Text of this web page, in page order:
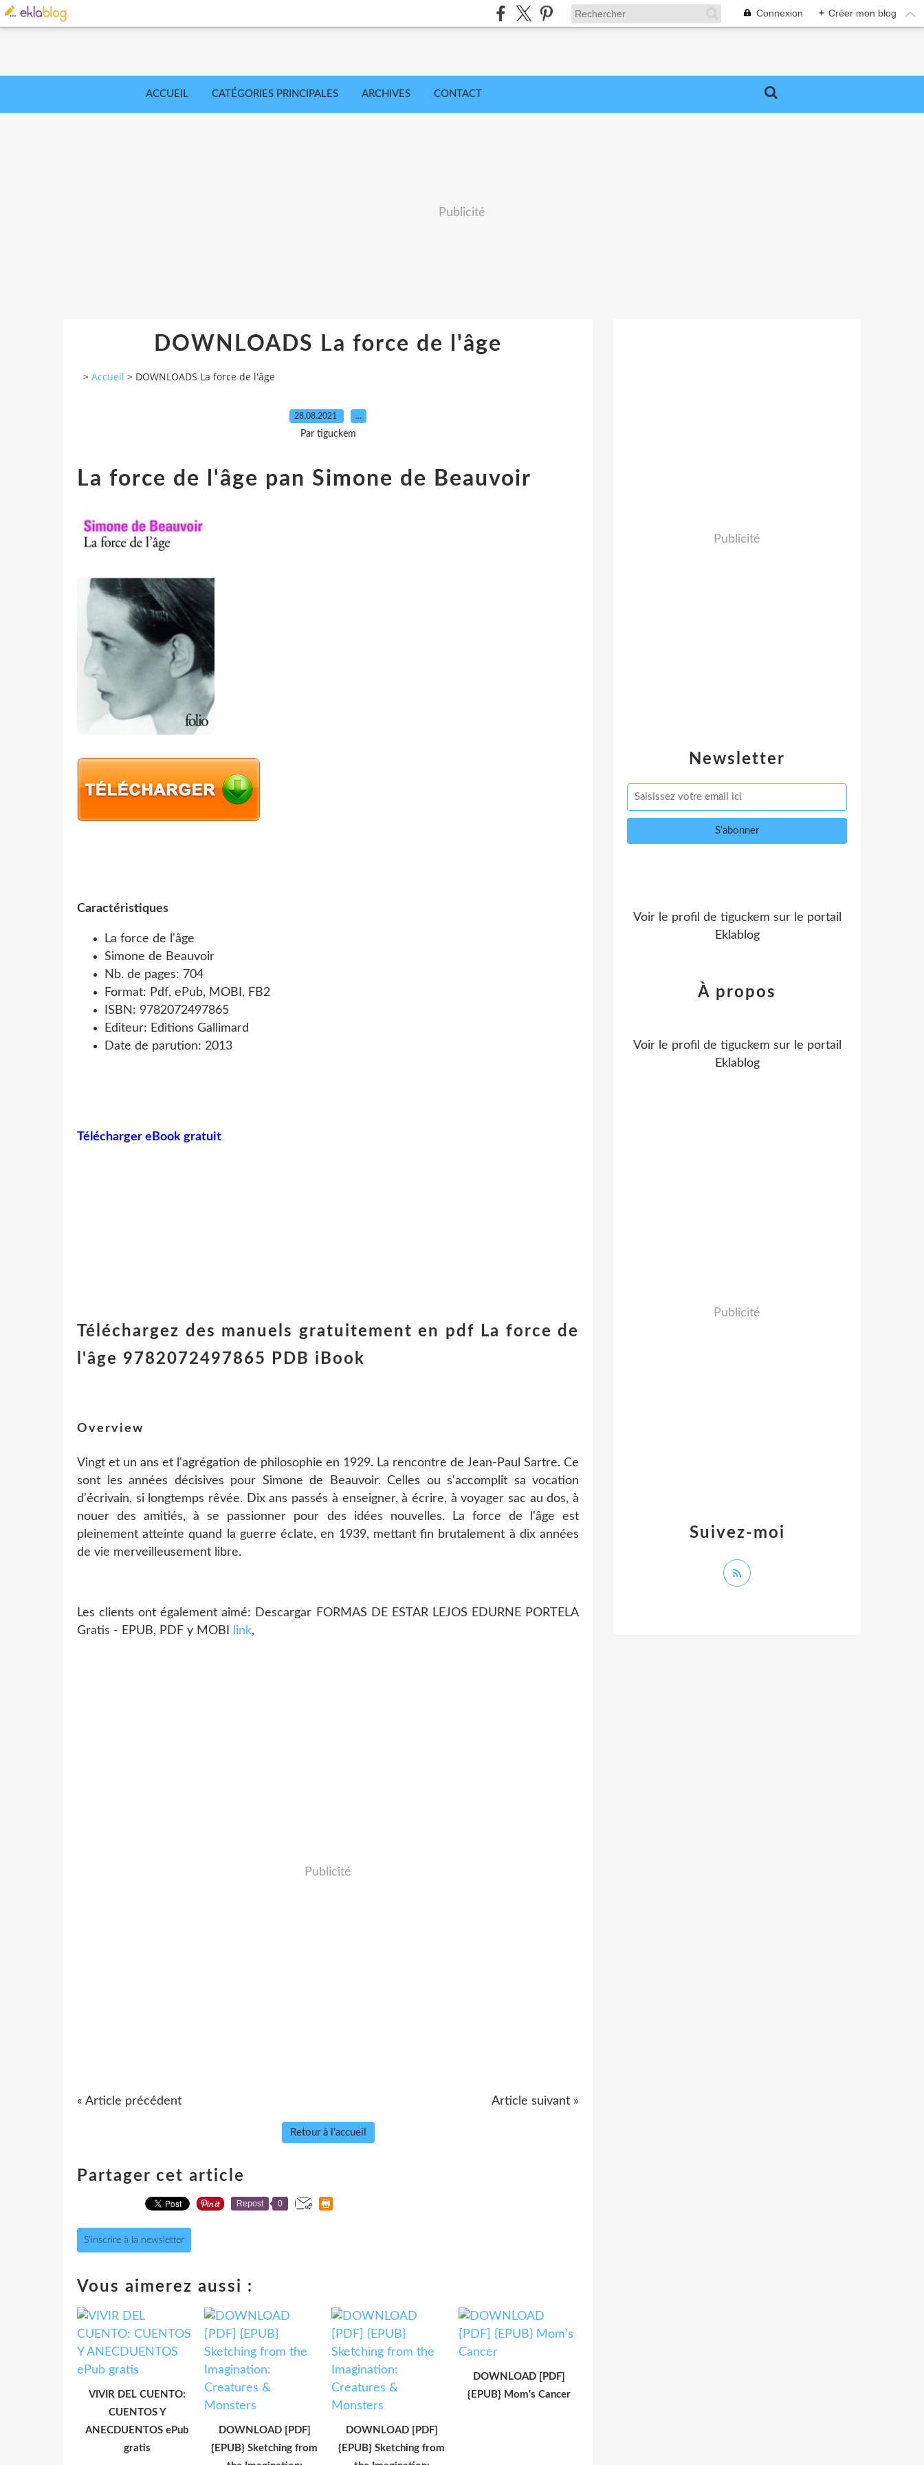
Connexion + Créer mon blog
ACCUEIL CATÉGORIES PRINCIPALES ARCHIVES CONTACT
Publicité
DOWNLOADS La force de l'âge
> Accueil > DOWNLOADS La force de l'âge
28.08.2021 …
Par tiguckem
La force de l'âge pan Simone de Beauvoir
Caractéristiques
La force de l'âge
Simone de Beauvoir
Nb. de pages: 704
Format: Pdf, ePub, MOBI, FB2
ISBN: 9782072497865
Editeur: Editions Gallimard
Date de parution: 2013
Télécharger eBook gratuit
Téléchargez des manuels gratuitement en pdf La force de
l'âge 9782072497865 PDB iBook
Overview
Vingt et un ans et l'agrégation de philosophie en 1929. La rencontre de Jean-Paul Sartre. Ce
sont les années décisives pour Simone de Beauvoir. Celles ou s'accomplit sa vocation
d'écrivain, si longtemps rêvée. Dix ans passés à enseigner, à écrire, à voyager sac au dos, à
nouer des amitiés, à se passionner pour des idées nouvelles. La force de l'âge est
pleinement atteinte quand la guerre éclate, en 1939, mettant fin brutalement à dix années
de vie merveilleusement libre.
Les clients ont également aimé: Descargar FORMAS DE ESTAR LEJOS EDURNE PORTELA
Gratis - EPUB, PDF y MOBI
link,
Publicité
« Article précédent Article suivant »
Retour à l'accueil
Partager cet article
Repost 0
S'inscrire à la newsletter
Vous aimerez aussi :
VIVIR DEL CUENTO:
CUENTOS Y
ANECDUENTOS ePub
gratis
DOWNLOAD [PDF]
{EPUB} Sketching from
DOWNLOAD [PDF]
{EPUB} Sketching from
DOWNLOAD [PDF]
{EPUB} Mom's Cancer
Newsletter
Publicité
Voir le profil de tiguckem sur le portail
Eklablog
Suivez-moi
À propos
Voir le profil de tiguckem sur le portail
Eklablog
Publicité